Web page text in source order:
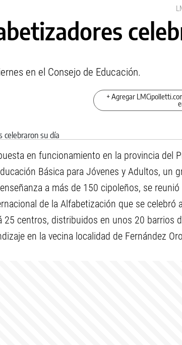
en el Consejo de Educación.
+ Agregar
en funcionamiento en la provincia del
Básica para Jóvenes y Adultos, un
a más de 150 cipoleños, se
de la Alfabetización que se celebró
25 centros, distribuidos en unos 20 barrios
en la vecina localidad de Fernández